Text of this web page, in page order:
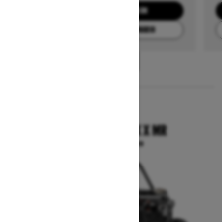
SOLICITA UNA COTIZACIÓN
ENCUENTRA TU CONCESIONARIO
COMMANDER MAX X MR
A partir de $27,099